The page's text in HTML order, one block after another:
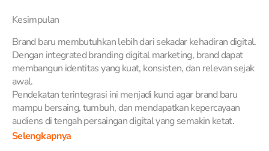
Kesimpulan
Brand baru membutuhkan lebih dari sekadar kehadiran digital.
Dengan integrated branding digital marketing, brand dapat
membangun identitas yang kuat, konsisten, dan relevan sejak
awal.
Pendekatan terintegrasi ini menjadi kunci agar brand baru
mampu bersaing, tumbuh, dan mendapatkan kepercayaan
audiens di tengah persaingan digital yang semakin ketat.
Selengkapnya